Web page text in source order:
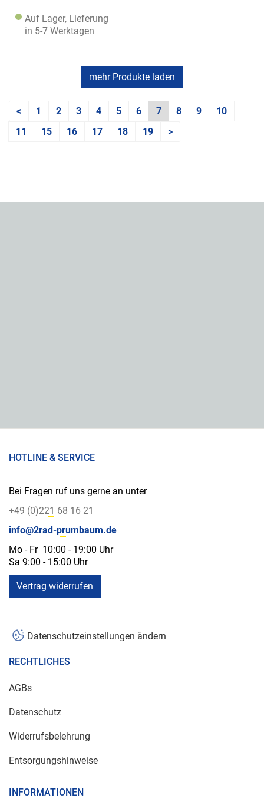
Auf Lager, Lieferung
in 5-7 Werktagen
mehr Produkte laden
< 1 2 3 4 5 6 7 8 9
10
11
15 16 17 18 19 >
HOTLINE & SERVICE
Bei Fragen ruf uns gerne an unter
+49 (0)221 68 16 21
info@2rad-prumbaum.de
Mo - Fr 10:00 - 19:00 Uhr
Sa 9:00 - 15:00 Uhr
Vertrag widerrufen
Datenschutzeinstellungen ändern
RECHTLICHES
AGBs
Datenschutz
Widerrufsbelehrung
Entsorgungshinweise
INFORMATIONEN